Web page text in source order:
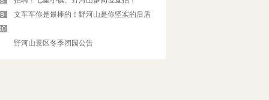
文车车你是最棒的！野河山是你坚实的后盾
野河山景区冬季闭园公告